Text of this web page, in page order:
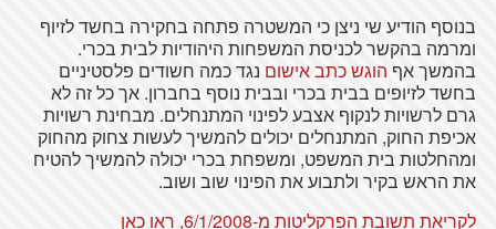
בנוסף הודיע שי ניצן כי המשטרה פתחה בחקירה בחשד לזיוף
ומרמה בהקשר לכניסת המשפחות היהודיות לבית בכרי.
בהמשך אף הוגש כתב אישום נגד כמה חשודים פלסטיניים
בחשד לזיופים בבית בכרי ובבית נוסף בחברון. אך כל זה לא
גרם לרשויות לנקוף אצבע לפינוי המתנחלים. מבחינת רשויות
אכיפת החוק, המתנחלים יכולים להמשיך לעשות צחוק מהחוק
ומהחלטות בית המשפט, ומשפחת בכרי יכולה להמשיך להטיח
את הראש בקיר ולתבוע את הפינוי שוב ושוב.
לקריאת תשובת הפרקליטות מ-6/1/2008, ראו כאן